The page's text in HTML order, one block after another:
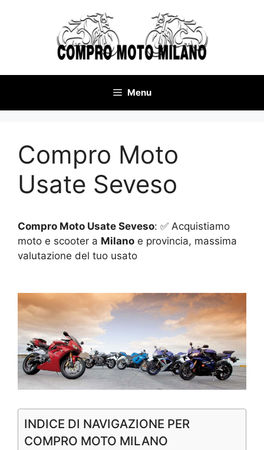
Menu
Compro Moto
Usate Seveso
Compro Moto Usate Seveso: ✅ Acquistiamo
moto e scooter a Milano e provincia, massima
valutazione del tuo usato
INDICE DI NAVIGAZIONE PER
COMPRO MOTO MILANO